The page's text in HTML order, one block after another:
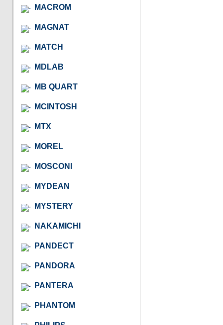
MACROM
MAGNAT
MATCH
MDLAB
MB QUART
MCINTOSH
MTX
MOREL
MOSCONI
MYDEAN
MYSTERY
NAKAMICHI
PANDECT
PANDORA
PANTERA
PHANTOM